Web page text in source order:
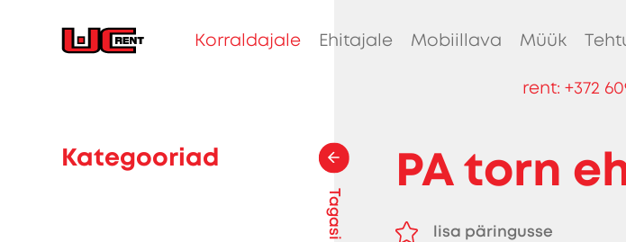
Korraldajale Ehitajale Mobiillava Müük
rent: +372
Tagasi
Kategooriad PA torn
lisa päringusse